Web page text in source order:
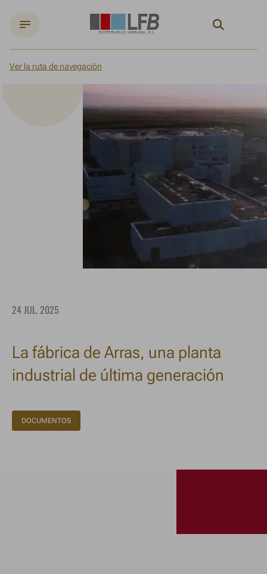
Search
Ver la ruta de navegación
Noticias
24 JUL. 2025
La fábrica de Arras, una planta
industrial de última generación
DOCUMENTOS